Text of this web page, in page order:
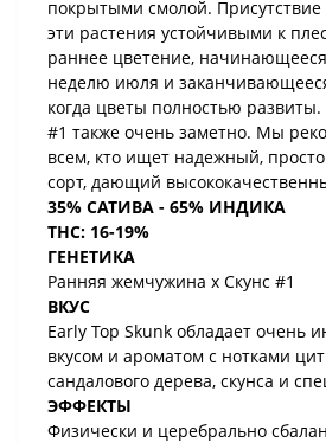
покрытыми смолой. Присутствие
эти растения устойчивыми к
раннее цветение,
неделю июля и
когда цветы полностью развиты.
#1 также очень заметно. Мы
всем, кто ищет надежный,
сорт, дающий
35% САТИВА - 65% ИНДИКА
THC: 16-19%
ГЕНЕТИКА
Ранняя жемчужина x Скунс #1
ВКУС
Early Top Skunk обладает очень
вкусом и ароматом с нотками
сандалового дерева, скунса и
ЭФФЕКТЫ
Физически и церебрально